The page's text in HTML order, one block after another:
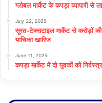
ग्लोबल मार्केट के कपड़ा व्यापारी से
July 22, 2025
सूरत-टेक्सटाइल मार्केट से करोड़ों
याचिका खारिज
June 11, 2025
कपड़ा मार्केट में दो युवकों को